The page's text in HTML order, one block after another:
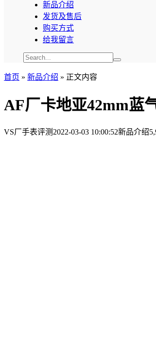
新品介绍
发货及售后
购买方式
给我留言
首页 » 新品介绍 » 正文内容
AF厂卡地亚42mm蓝
VS厂手表评测 2022-03-03 10:00:52新品介绍